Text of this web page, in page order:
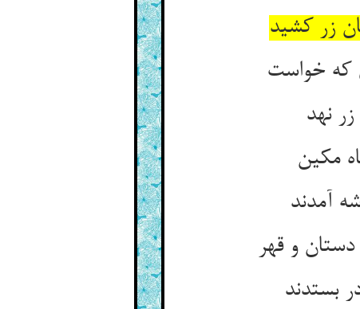
زر کشید
که خواست
نهد
مکین
آمدند
و قهر
بستدند